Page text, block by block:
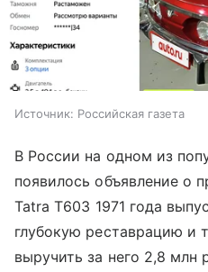
Источник: Российская газета
В России на одном из
появилось объявление о
Tatra T603 1971 года
глубокую реставрацию и
выручить за него 2,8 млн